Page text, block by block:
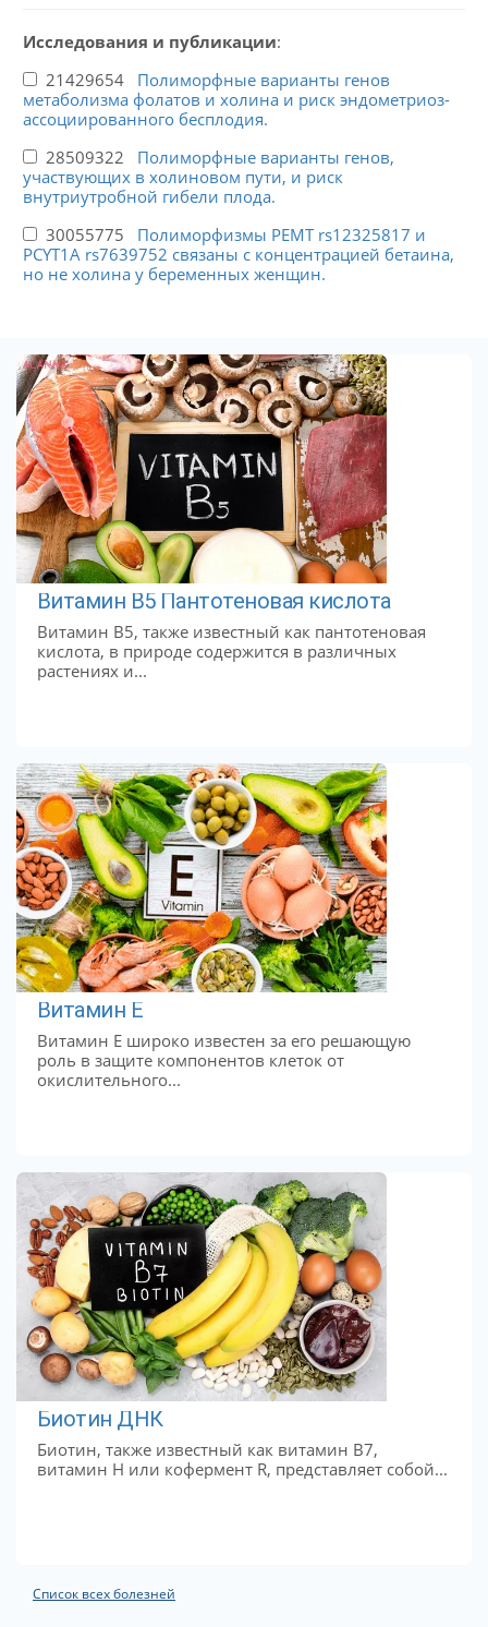
Исследования и публикации:
21429654 Полиморфные варианты генов
метаболизма фолатов и холина и риск эндометриоз-
ассоциированного бесплодия.
28509322 Полиморфные варианты генов,
участвующих в холиновом пути, и риск
внутриутробной гибели плода.
30055775 Полиморфизмы PEMT rs12325817 и
PCYT1A rs7639752 связаны с концентрацией бетаина,
но не холина у беременных женщин.
Витамин В5 Пантотеновая кислота
Витамин B5, также известный как пантотеновая
кислота, в природе содержится в различных
растениях и...
Витамин Е
Витамин Е широко известен за его решающую
роль в защите компонентов клеток от
окислительного...
Биотин ДНК
Биотин, также известный как витамин B7,
витамин H или кофермент R, представляет собой...
Список всех болезней